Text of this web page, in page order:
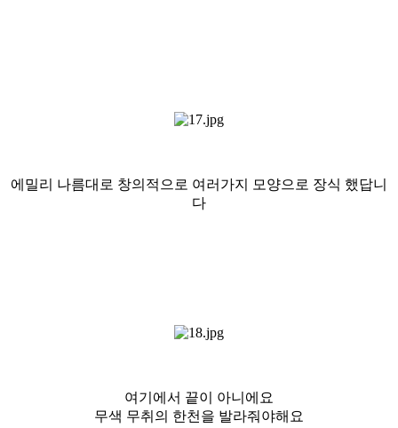
에밀리 나름대로 창의적으로 여러가지 모양으로 장식 했답니
다
여기에서 끝이 아니에요
무색 무취의 한천을 발라줘야해요